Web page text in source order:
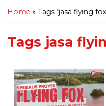
Home » Tags "jasa flying
Tags jasa